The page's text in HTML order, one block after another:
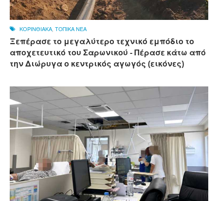
ΚΟΡΙΝΘΙΑΚΑ ΤΟΠΙΚΑ ΝΕΑ
Ξεπέρασε το μεγαλύτερο τεχνικό εμπόδιο το
αποχετευτικό του Σαρωνικού - Πέρασε κάτω από
την Διώρυγα ο κεντρικός αγωγός (εικόνες)